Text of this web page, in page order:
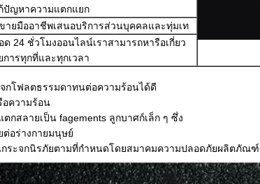
ปัญหาความแตกแยก
ายมืออาชีพเสนอบริการส่วนบุคคลและทุ่มเท
ด 24 ชั่วโมงออนไลน์เราสามารถหารือเกี่ยว
การทุกที่และทุกเวลา
จกโฟลตธรรมดาทนต่อความร้อนได้ดี
อความร้อน
ตกสลายเป็น fagements ลูกบาศก์เล็ก ๆ ซึ่ง
อร่างกายมนุษย์
กระจกนิรภัยตามที่กำหนดโดยสมาคมความปลอดภัยผลิตภัณ